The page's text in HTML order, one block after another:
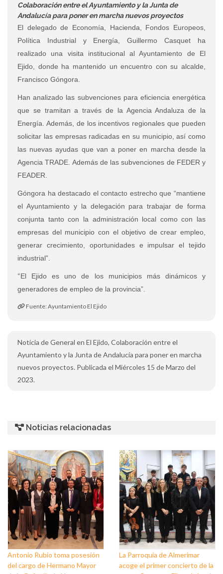
Colaboración entre el Ayuntamiento y la Junta de
Andalucía para poner en marcha nuevos proyectos
El delegado de Economía, Hacienda, Fondos Europeos,
Política Industrial y Energía, Guillermo Casquet ha
realizado una visita institucional al Ayuntamiento de El
Ejido, donde ha mantenido un encuentro con su alcalde,
Francisco Góngora.
Han analizado las subvenciones para eficiencia energética
que se tramitan a través de la Agencia Andaluza de la
Energía. Además, de los incentivos regionales que pueden
solicitar las empresas radicadas en su municipio, así como
las nuevas ayudas que van a poner en marcha desde la
Agencia TRADE. Además de las subvenciones de FEDER y
FEADER.
Góngora ha destacado el contacto estrecho que “mantiene
el Ayuntamiento y la delegación para trabajar de forma
conjunta tanto con la administración local como con las
empresas del municipio con el objetivo de crear empleo,
generar crecimiento, oportunidades e impulsar el tejido
industrial”.
“El Ejido es uno de los municipios más dinámicos y
generadores de empleo de la provincia”.
Fuente: Ayuntamiento El Ejido
Noticia de General en El Ejido, Colaboración entre el
Ayuntamiento y la Junta de Andalucía para poner en marcha
nuevos proyectos. Publicada el Miércoles 15 de Marzo del
2023.
Noticias relacionadas
Antonio Rubio toma posesión
del cargo de Hermano Mayor
La Parroquia de Almerimar
acoge el primer concierto de la